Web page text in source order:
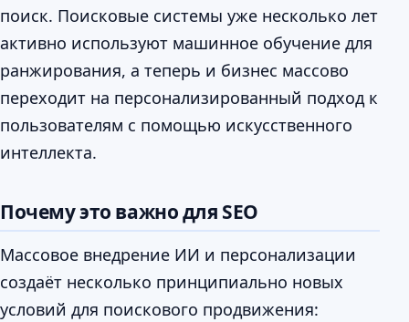
поиск. Поисковые системы уже несколько лет
активно используют машинное обучение для
ранжирования, а теперь и бизнес массово
переходит на персонализированный подход к
пользователям с помощью искусственного
интеллекта.
Почему это важно для SEO
Массовое внедрение ИИ и персонализации
создаёт несколько принципиально новых
условий для поискового продвижения: